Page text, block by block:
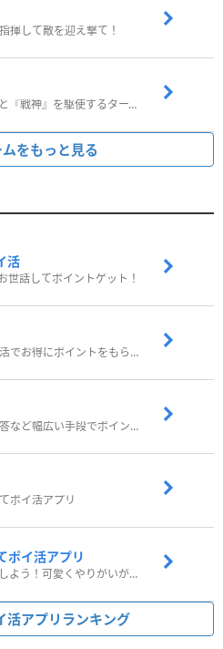
揮して敵を迎え撃て！
武器の『アビリティ』と『戦神』を駆使するターン制コマンドバトルRPG！
ムをもっと見る
活
世話してポイントゲット！
歩いてポイ活！日常生活でお得にポイントをもらおう
歩いたりアンケート回答など幅広い手段でポイントをゲット
ポイ活アプリ
ポイ活アプリ
ペットを育ってポイ活しよう！可愛くやりがいがある新感覚アプリ
活アプリランキング